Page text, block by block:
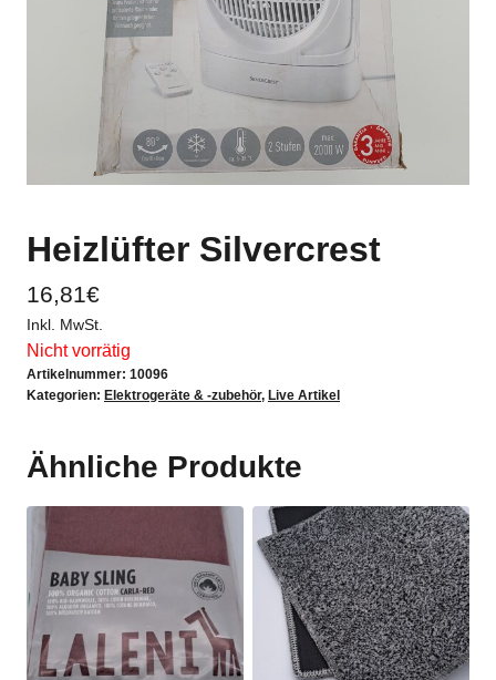
Heizlüfter Silvercrest
16,81€
Inkl. MwSt.
Nicht vorrätig
Artikelnummer: 10096
Kategorien: Elektrogeräte & -zubehör, Live Artikel
Ähnliche Produkte